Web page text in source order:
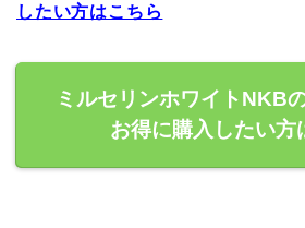
したい方はこちら
ミルセリンホワイトNKB
お得に購入したい方